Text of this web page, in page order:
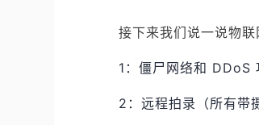
接下来我们说一说物
1：僵尸网络和 DDoS
2：远程拍录（所有带